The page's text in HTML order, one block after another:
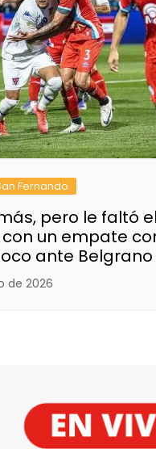
Fernando
pero le faltó
un empate
ante Belgrano
de 2026